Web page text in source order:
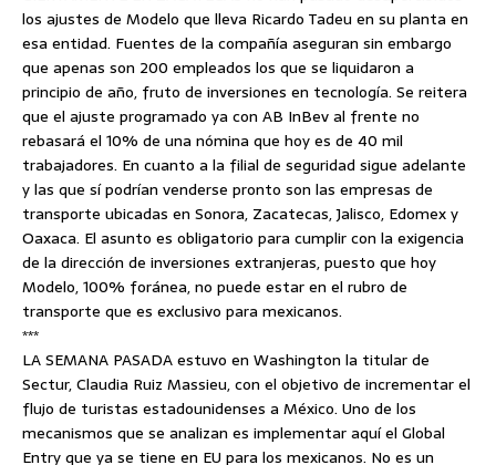
los ajustes de Modelo que lleva Ricardo Tadeu en su planta en
esa entidad. Fuentes de la compañía aseguran sin embargo
que apenas son 200 empleados los que se liquidaron a
principio de año, fruto de inversiones en tecnología. Se reitera
que el ajuste programado ya con AB InBev al frente no
rebasará el 10% de una nómina que hoy es de 40 mil
trabajadores. En cuanto a la filial de seguridad sigue adelante
y las que sí podrían venderse pronto son las empresas de
transporte ubicadas en Sonora, Zacatecas, Jalisco, Edomex y
Oaxaca. El asunto es obligatorio para cumplir con la exigencia
de la dirección de inversiones extranjeras, puesto que hoy
Modelo, 100% foránea, no puede estar en el rubro de
transporte que es exclusivo para mexicanos.
***
LA SEMANA PASADA estuvo en Washington la titular de
Sectur, Claudia Ruiz Massieu, con el objetivo de incrementar el
flujo de turistas estadounidenses a México. Uno de los
mecanismos que se analizan es implementar aquí el Global
Entry que ya se tiene en EU para los mexicanos. No es un